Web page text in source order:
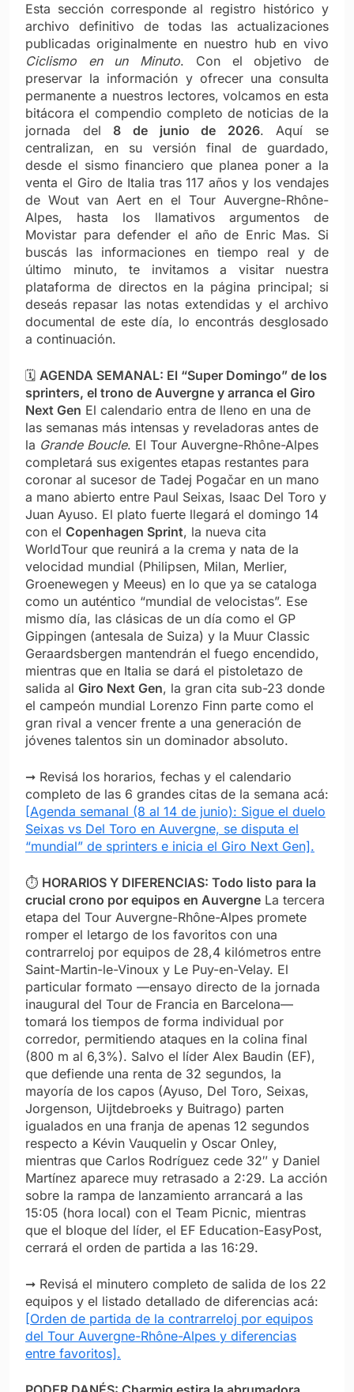
Esta sección corresponde al registro histórico y
archivo definitivo de todas las actualizaciones
publicadas originalmente en nuestro hub en vivo
Ciclismo en un Minuto. Con el objetivo de
preservar la información y ofrecer una consulta
permanente a nuestros lectores, volcamos en esta
bitácora el compendio completo de noticias de la
jornada del8 de junio de 2026. Aquí se
centralizan, en su versión final de guardado,
desde el sismo financiero que planea poner a la
venta el Giro de Italia tras 117 años y los vendajes
de Wout van Aert en el Tour Auvergne-Rhône-
Alpes, hasta los llamativos argumentos de
Movistar para defender el año de Enric Mas. Si
buscás las informaciones en tiempo real y de
último minuto, te invitamos a visitar nuestra
plataforma de directos en la página principal; si
deseás repasar las notas extendidas y el archivo
documental de este día, lo encontrás desglosado
a continuación.
🗓️ AGENDA SEMANAL: El “Super Domingo” de los
sprinters, el trono de Auvergne y arranca el Giro
Next Gen El calendario entra de lleno en una de
las semanas más intensas y reveladoras antes de
la Grande Boucle. El Tour Auvergne-Rhône-Alpes
completará sus exigentes etapas restantes para
coronar al sucesor de Tadej Pogačar en un mano
a mano abierto entre Paul Seixas, Isaac Del Toro y
Juan Ayuso. El plato fuerte llegará el domingo 14
con el Copenhagen Sprint, la nueva cita
WorldTour que reunirá a la crema y nata de la
velocidad mundial (Philipsen, Milan, Merlier,
Groenewegen y Meeus) en lo que ya se cataloga
como un auténtico “mundial de velocistas”. Ese
mismo día, las clásicas de un día como el GP
Gippingen (antesala de Suiza) y la Muur Classic
Geraardsbergen mantendrán el fuego encendido,
mientras que en Italia se dará el pistoletazo de
salida al Giro Next Gen, la gran cita sub-23 donde
el campeón mundial Lorenzo Finn parte como el
gran rival a vencer frente a una generación de
jóvenes talentos sin un dominador absoluto.
➞ Revisá los horarios, fechas y el calendario
completo de las 6 grandes citas de la semana acá:
[Agenda semanal (8 al 14 de junio): Sigue el duelo
Seixas vs Del Toro en Auvergne, se disputa el
“mundial” de sprinters e inicia el Giro Next Gen].
⏱️ HORARIOS Y DIFERENCIAS: Todo listo para la
crucial crono por equipos en Auvergne La tercera
etapa del Tour Auvergne-Rhône-Alpes promete
romper el letargo de los favoritos con una
contrarreloj por equipos de 28,4 kilómetros entre
Saint-Martin-le-Vinoux y Le Puy-en-Velay. El
particular formato —ensayo directo de la jornada
inaugural del Tour de Francia en Barcelona—
tomará los tiempos de forma individual por
corredor, permitiendo ataques en la colina final
(800 m al 6,3%). Salvo el líder Alex Baudin (EF),
que defiende una renta de 32 segundos, la
mayoría de los capos (Ayuso, Del Toro, Seixas,
Jorgenson, Uijtdebroeks y Buitrago) parten
igualados en una franja de apenas 12 segundos
respecto a Kévin Vauquelin y Oscar Onley,
mientras que Carlos Rodríguez cede 32″ y Daniel
Martínez aparece muy retrasado a 2:29. La acción
sobre la rampa de lanzamiento arrancará a las
15:05 (hora local) con el Team Picnic, mientras
que el bloque del líder, el EF Education-EasyPost,
cerrará el orden de partida a las 16:29.
➞ Revisá el minutero completo de salida de los 22
equipos y el listado detallado de diferencias acá:
[Orden de partida de la contrarreloj por equipos
del Tour Auvergne-Rhône-Alpes y diferencias
entre favoritos].